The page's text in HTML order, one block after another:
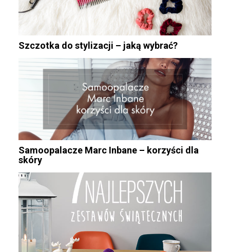
Szczotka do stylizacji – jaką wybrać?
Samoopalacze Marc Inbane – korzyści dla
skóry